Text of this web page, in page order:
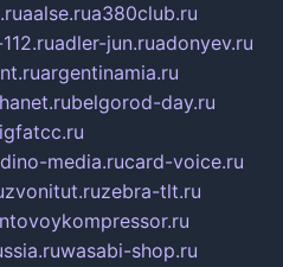
aalse.rua380club.ru
adler-jun.ruadonyev.ru
argentinamia.ru
belgorod-day.ru
media.rucard-voice.ru
zvonitut.ruzebra-tlt.ru
wasabi-shop.ru